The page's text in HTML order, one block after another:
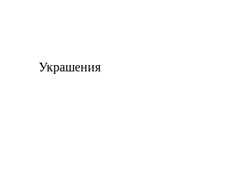
Украшения